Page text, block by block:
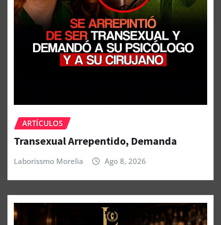
ARTÍCULOS
Transexual Arrepentido, Demanda
Laborissmo Morelia Ago 8, 2026